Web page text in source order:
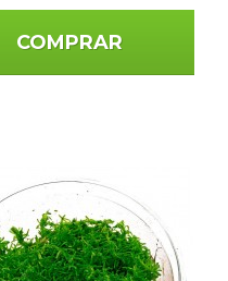
COMPRAR